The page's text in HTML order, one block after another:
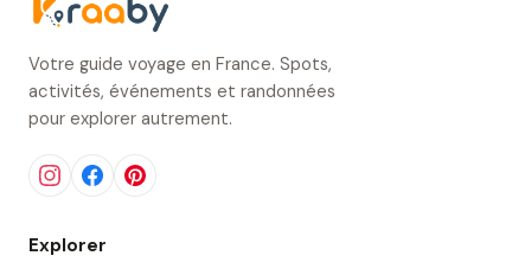
Votre guide voyage en France. Spots,
activités, événements et randonnées
pour explorer autrement.
Explorer